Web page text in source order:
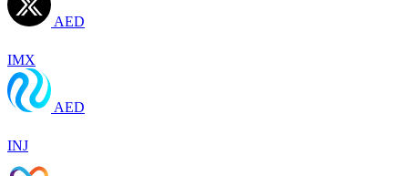
AED
IMX
AED
INJ